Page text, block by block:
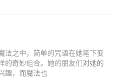
法之中，简单的咒语在她笔下变
的奇妙组合。她的朋友们对她的
趣，而魔法也